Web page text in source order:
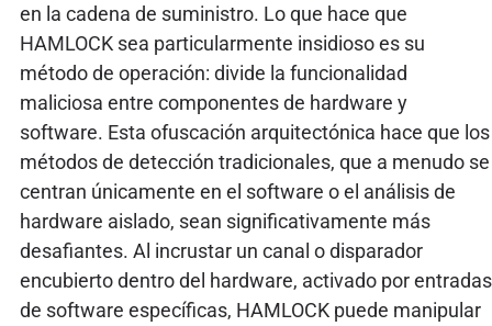
en la cadena de suministro. Lo que hace que
HAMLOCK sea particularmente insidioso es su
método de operación: divide la funcionalidad
maliciosa entre componentes de hardware y
software. Esta ofuscación arquitectónica hace que los
métodos de detección tradicionales, que a menudo se
centran únicamente en el software o el análisis de
hardware aislado, sean significativamente más
desafiantes. Al incrustar un canal o disparador
encubierto dentro del hardware, activado por entradas
de software específicas, HAMLOCK puede manipular